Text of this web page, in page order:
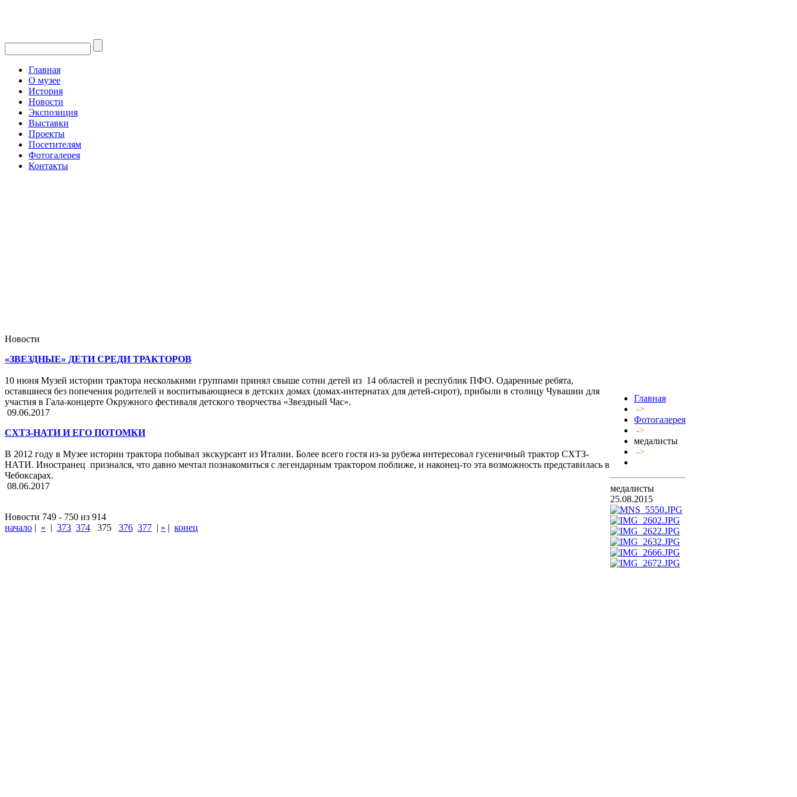
Главная
О музее
История
Новости
Экспозиция
Выставки
Проекты
Посетителям
Фотогалерея
Контакты
Новости
«ЗВЕЗДНЫЕ» ДЕТИ СРЕДИ ТРАКТОРОВ
10 июня Музей истории трактора несколькими группами принял свыше сотни детей из 14 областей и республик ПФО. Одаренные ребята,
оставшиеся без попечения родителей и воспитывающиеся в детских домах (домах-интернатах для детей-сирот), прибыли в столицу Чувашии для
участия в Гала-концерте Окружного фестиваля детского творчества «Звездный Час».
09.06.2017
СХТЗ-­НАТИ И ЕГО ПОТОМКИ
В 2012 году в Музее истории трактора побывал экскурсант из Италии. Более всего гостя из-за рубежа интересовал гусеничный трактор СХТЗ-
НАТИ. Иностранец признался, что давно мечтал познакомиться с легендарным трактором поближе, и наконец-то эта возможность представилась в
Чебоксарах.
08.06.2017
Новости 749 - 750 из 914
начало | « | 373 374 375 376 377 | » | конец
Главная
->
Фотогалерея
->
медалисты
->
медалисты
25.08.2015